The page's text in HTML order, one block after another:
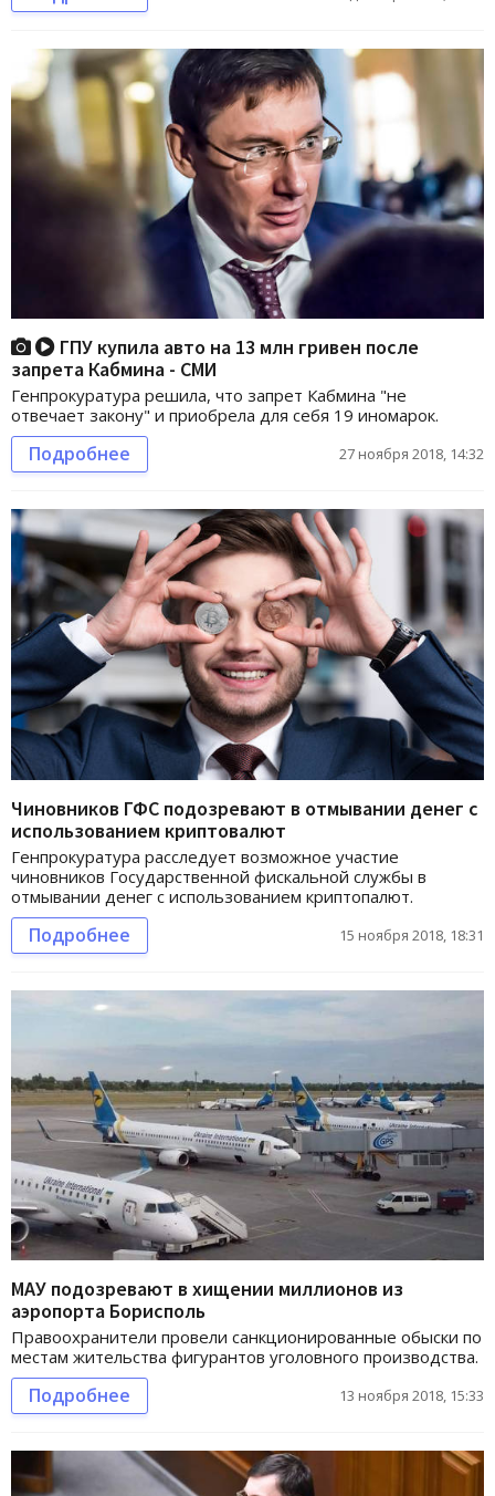
ГПУ купила авто на 13 млн гривен после
запрета Кабмина - СМИ
Генпрокуратура решила, что запрет Кабмина "не
отвечает закону" и приобрела для себя 19 иномарок.
Подробнее 27 ноября 2018, 14:32
Чиновников ГФС подозревают в отмывании денег с
использованием криптовалют
Генпрокуратура расследует возможное участие
чиновников Государственной фискальной службы в
отмывании денег с использованием криптопалют.
Подробнее 15 ноября 2018, 18:31
МАУ подозревают в хищении миллионов из
аэропорта Борисполь
Правоохранители провели санкционированные обыски по
местам жительства фигурантов уголовного производства.
Подробнее 13 ноября 2018, 15:33